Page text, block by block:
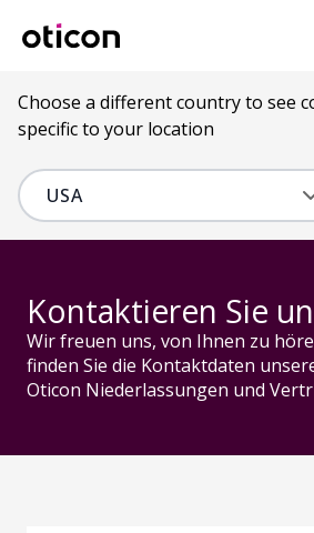
Choose a different country to see
specific to your location
Kontaktieren Sie
Wir freuen uns, von Ihnen zu
finden Sie die Kontaktdaten
Oticon Niederlassungen und